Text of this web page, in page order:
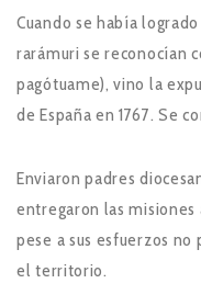
Cuando se había
rarámuri se reconocían
pagótuame), vino la
de España en 1767. Se
Enviaron padres
entregaron las misiones
pese a sus esfuerzos
el territorio.